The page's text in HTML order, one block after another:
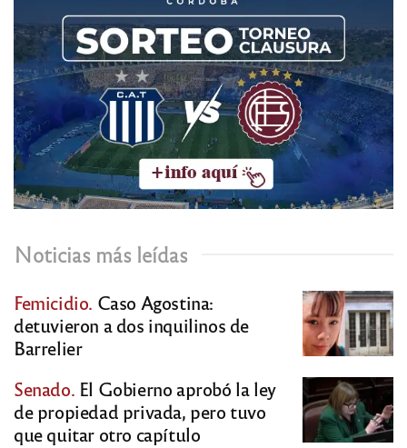
Noticias más leídas
Femicidio. Caso Agostina:
detuvieron a dos inquilinos de
Barrelier
Senado. El Gobierno aprobó la ley
de propiedad privada, pero tuvo
que quitar otro capítulo